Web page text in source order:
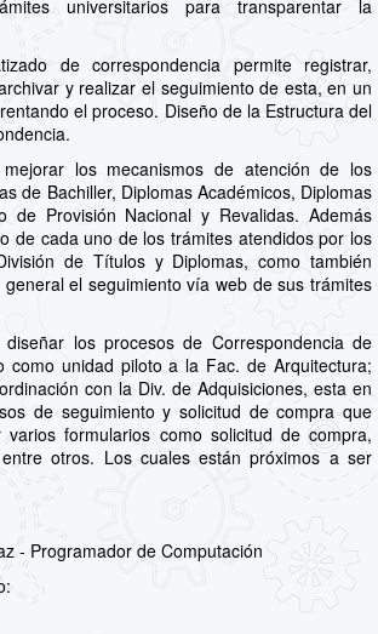
universitarios para transparentar la
de correspondencia permite registrar,
y realizar el seguimiento de esta, en un
el proceso. Diseño de la Estructura del
los mecanismos de atención de los
de Bachiller, Diplomas Académicos, Diplomas
de Provisión Nacional y Revalidas. Además
de cada uno de los trámites atendidos por los
de Títulos y Diplomas, como también
el seguimiento vía web de sus trámites
los procesos de Correspondencia de
como unidad piloto a la Fac. de Arquitectura;
con la Div. de Adquisiciones, esta en
de seguimiento y solicitud de compra que
varios formularios como solicitud de compra,
otros. Los cuales están próximos a ser
- Programador de Computación